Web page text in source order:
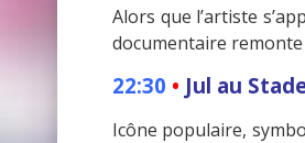
Alors que l’artiste
documentaire
22:30 • Jul au
Icône populaire,